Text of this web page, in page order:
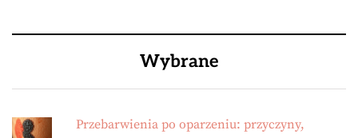
Wybrane
Przebarwienia po oparzeniu: przyczyny,